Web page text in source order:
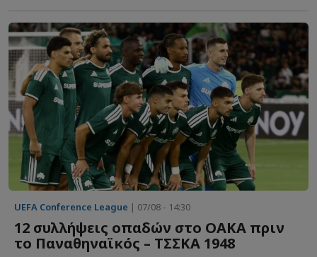
UEFA Conference League | 07/08 - 14:30
12 συλλήψεις οπαδών στο ΟΑΚΑ πριν
το Παναθηναϊκός – ΤΣΣΚΑ 1948